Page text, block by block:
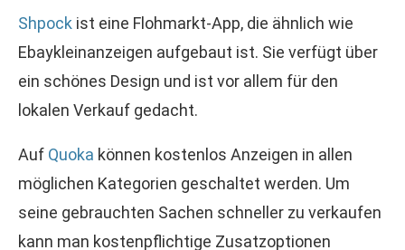
Shpock ist eine Flohmarkt-App, die ähnlich wie
Ebaykleinanzeigen aufgebaut ist. Sie verfügt über
ein schönes Design und ist vor allem für den
lokalen Verkauf gedacht.
Auf Quoka können kostenlos Anzeigen in allen
möglichen Kategorien geschaltet werden. Um
seine gebrauchten Sachen schneller zu verkaufen
kann man kostenpflichtige Zusatzoptionen